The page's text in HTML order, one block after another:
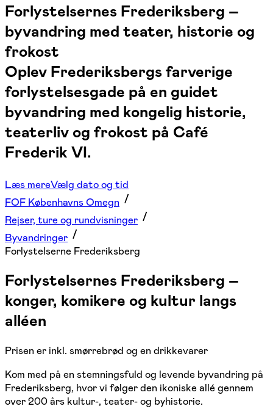
Forlystelsernes Frederiksberg –
byvandring med teater, historie og
frokost
Oplev Frederiksbergs farverige
forlystelsesgade på en guidet
byvandring med kongelig historie,
teaterliv og frokost på Café
Frederik VI.
Læs mereVælg dato og tid
FOF Københavns Omegn
Rejser, ture og rundvisninger
Byvandringer
Forlystelserne Frederiksberg
Forlystelsernes Frederiksberg –
konger, komikere og kultur langs
alléen
Prisen er inkl. smørrebrød og en drikkevarer
Kom med på en stemningsfuld og levende byvandring på
Frederiksberg, hvor vi følger den ikoniske allé gennem
over 200 års kultur-, teater- og byhistorie.